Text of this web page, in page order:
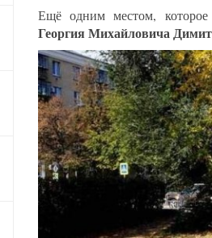
Ещё одним местом,
Георгия Михайловича